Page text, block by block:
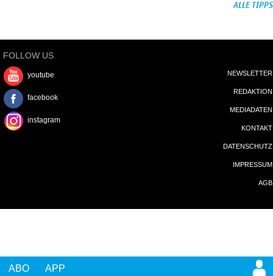
ABO APP
ALLE TIPPS
FOLLOW US
youtube
facebook
instagram
NEWSLETTER
REDAKTION
MEDIADATEN
KONTAKT
DATENSCHUTZ
IMPRESSUM
AGB